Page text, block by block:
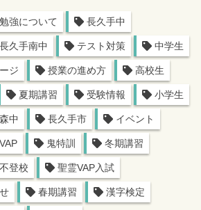
勉強について 長久手中
長久手南中 テスト対策 中学生
ジ 授業の進め方 高校生
夏期講習 受験情報 小学生
中 長久手市 イベント
鬼特訓 冬期講習
不登校 聖霊VAP入試
春期講習 漢字検定